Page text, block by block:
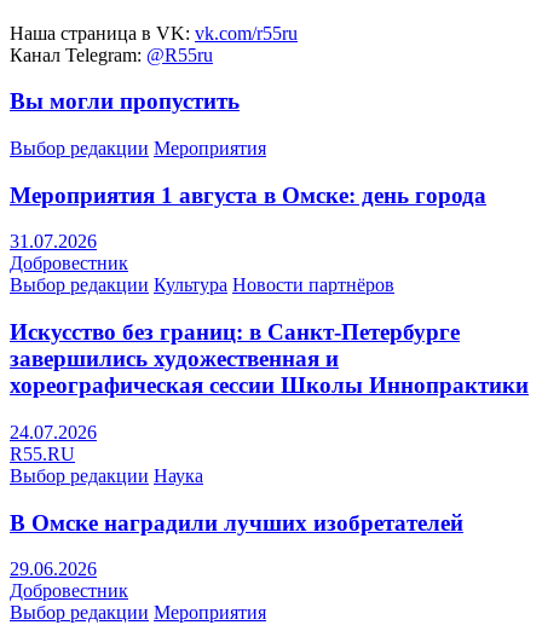
Наша страница в VK: vk.com/r55ru
Канал Telegram: @R55ru
Вы могли пропустить
Выбор редакции Мероприятия
Мероприятия 1 августа в Омске: день города
31.07.2026
Добровестник
Выбор редакции Культура Новости партнёров
Искусство без границ: в Санкт-Петербурге
завершились художественная и
хореографическая сессии Школы Иннопрактики
24.07.2026
R55.RU
Выбор редакции Наука
В Омске наградили лучших изобретателей
29.06.2026
Добровестник
Выбор редакции Мероприятия